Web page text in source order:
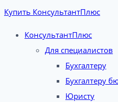
Купить КонсультантПлюс
КонсультантПлюс
Для специалистов
Бухгалтеру
Бухгалтеру
Юристу